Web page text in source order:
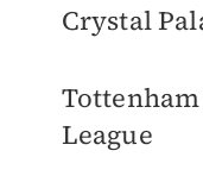
Crystal
League